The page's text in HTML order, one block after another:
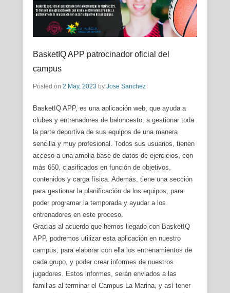
BasketIQ APP patrocinador oficial del
campus
Posted on 2 May, 2023 by Jose Sanchez
BasketIQ APP, es una aplicación web, que ayuda a
clubes y entrenadores de baloncesto, a gestionar toda
la parte deportiva de sus equipos de una manera
sencilla y muy profesional. Todos sus usuarios, tienen
acceso a una amplia base de datos de ejercicios, con
más 650, clasificados en función de objetivos,
contenidos y carga física. Además, tiene una sección
para gestionar la planificación de los equipos, para
poder programar la temporada y ayudar a los
entrenadores en este proceso.
Gracias al acuerdo que hemos llegado con BasketIQ
APP, podremos utilizar esta aplicación en nuestro
campus, para elaborar con ella los entrenamientos de
cada grupo, y poder crear informes de nuestros
jugadores. Estos informes, serán enviados a las
familias al terminar el Campus La Marina, y así tener